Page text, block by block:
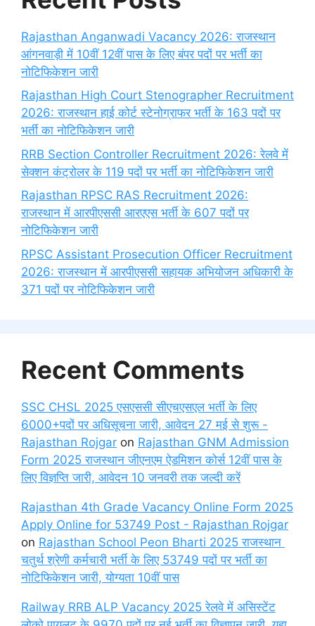
Rajasthan Anganwadi Vacancy 2026: राजस्थान
आंगनवाड़ी में 10वीं 12वीं पास के लिए बंपर पदों पर भर्ती का
नोटिफिकेशन जारी
Rajasthan High Court Stenographer Recruitment
2026: राजस्थान हाई कोर्ट स्टेनोग्राफर भर्ती के 163 पदों पर
भर्ती का नोटिफिकेशन जारी
RRB Section Controller Recruitment 2026: रेलवे में
सेक्शन कंट्रोलर के 119 पदों पर भर्ती का नोटिफिकेशन जारी
Rajasthan RPSC RAS Recruitment 2026:
राजस्थान में आरपीएससी आरएएस भर्ती के 607 पदों पर
नोटिफिकेशन जारी
RPSC Assistant Prosecution Officer Recruitment
2026: राजस्थान में आरपीएससी सहायक अभियोजन अधिकारी के
371 पदों पर नोटिफिकेशन जारी
Recent Comments
SSC CHSL 2025 एसएससी सीएचएसएल भर्ती के लिए
6000+पदों पर अधिसूचना जारी, आवेदन 27 मई से शुरू -
Rajasthan Rojgar on Rajasthan GNM Admission
Form 2025 राजस्थान जीएनएम ऐडमिशन कोर्स 12वीं पास के
लिए विज्ञप्ति जारी, आवेदन 10 जनवरी तक जल्दी करें
Rajasthan 4th Grade Vacancy Online Form 2025
Apply Online for 53749 Post - Rajasthan Rojgar
on Rajasthan School Peon Bharti 2025 राजस्थान
चतुर्थ श्रेणी कर्मचारी भर्ती के लिए 53749 पदों पर भर्ती का
नोटिफिकेशन जारी, योग्यता 10वीं पास
Railway RRB ALP Vacancy 2025 रेलवे में असिस्टेंट